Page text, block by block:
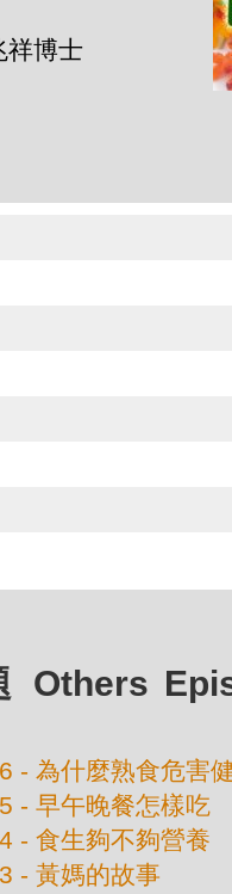
祥博士
Others
- 為什麼熟食危害
- 早午晚餐怎樣吃
- 食生夠不夠營養
- 黃媽的故事